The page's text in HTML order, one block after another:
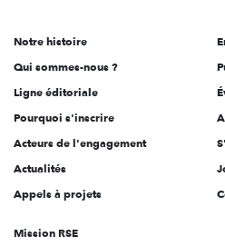
l'engagement
Notre histoire
Qui sommes-nous ?
Ligne éditoriale
Pourquoi s'inscrire
Acteurs de l'engagement
Actualités
Appels à projets
Mission RSE